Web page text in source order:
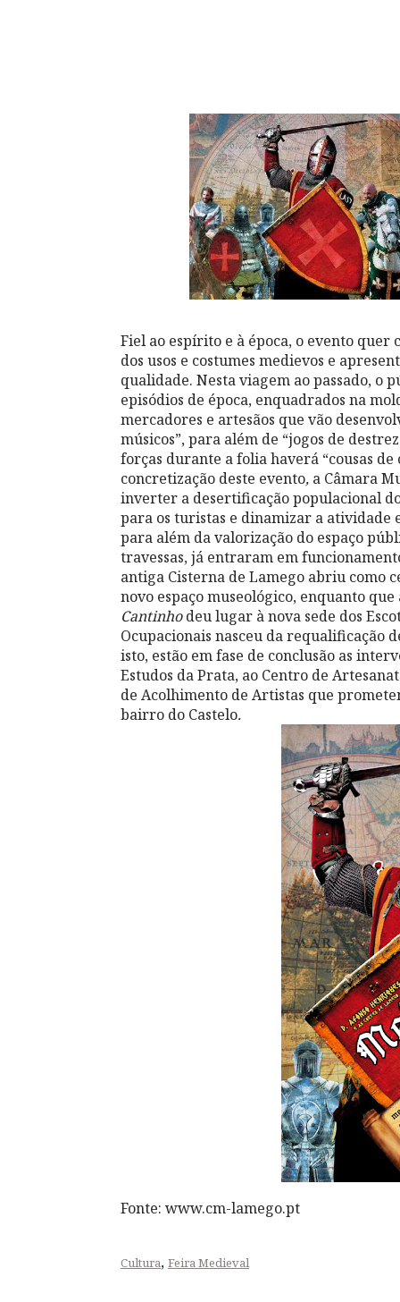
Fiel ao espírito e à época, o evento quer
dos usos e costumes medievos e
qualidade. Nesta viagem ao passado, o
episódios de época, enquadrados na
mercadores e artesãos que vão
músicos”, para além de “jogos de
forças durante a folia haverá “cousas
concretização deste evento, a Câmara
inverter a desertificação populacional
para os turistas e dinamizar a atividade
para além da valorização do espaço
travessas, já entraram em
antiga Cisterna de Lamego abriu como
novo espaço museológico, enquanto
Cantinhodeu lugar à nova sede dos
Ocupacionais nasceu da requalificação
isto, estão em fase de conclusão as
Estudos da Prata, ao Centro de
de Acolhimento de Artistas que
bairro do Castelo.
Fonte: www.cm-lamego.pt
Cultura, Feira Medieval